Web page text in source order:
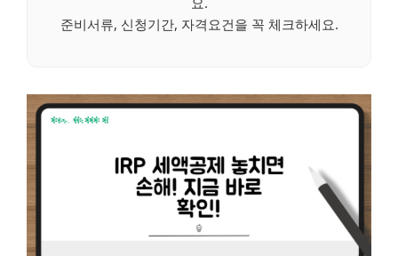
준비서류, 신청기간, 자격요건을 꼭 체크하세요.